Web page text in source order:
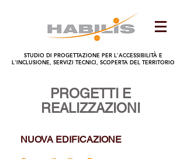
STUDIO DI PROGETTAZIONE PER L'ACCESSIBILITÀ E
L'INCLUSIONE, SERVIZI TECNICI, SCOPERTA DEL TERRITORIO
PROGETTI E
REALIZZAZIONI
NUOVA EDIFICAZIONE